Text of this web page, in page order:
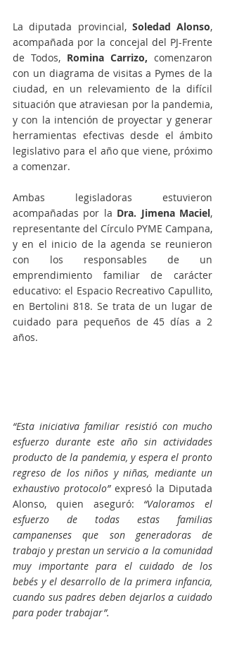
La diputada provincial, Soledad Alonso,
acompañada por la concejal del PJ-Frente
de Todos, Romina Carrizo, comenzaron
con un diagrama de visitas a Pymes de la
ciudad, en un relevamiento de la difícil
situación que atraviesan por la pandemia,
y con la intención de proyectar y generar
herramientas efectivas desde el ámbito
legislativo para el año que viene, próximo
a comenzar.
Ambas legisladoras estuvieron
acompañadas por la Dra. Jimena Maciel,
representante del Círculo PYME Campana,
y en el inicio de la agenda se reunieron
con los responsables de un
emprendimiento familiar de carácter
educativo: el Espacio Recreativo Capullito,
en Bertolini 818. Se trata de un lugar de
cuidado para pequeños de 45 días a 2
años.
“Esta iniciativa familiar resistió con mucho
esfuerzo durante este año sin actividades
producto de la pandemia, y espera el pronto
regreso de los niños y niñas, mediante un
exhaustivo protocolo” expresó la Diputada
Alonso, quien aseguró: “Valoramos el
esfuerzo de todas estas familias
campanenses que son generadoras de
trabajo y prestan un servicio a la comunidad
muy importante para el cuidado de los
bebés y el desarrollo de la primera infancia,
cuando sus padres deben dejarlos a cuidado
para poder trabajar”.